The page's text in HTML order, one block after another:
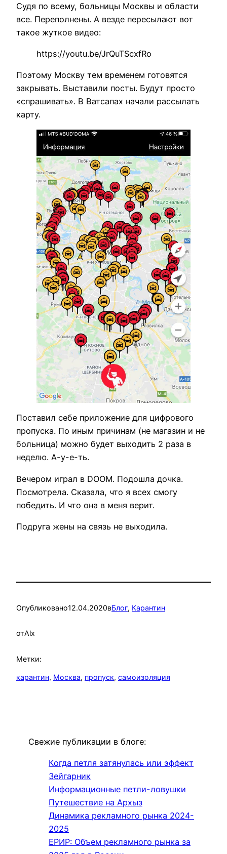
Судя по всему, больницы Москвы и области
все. Переполнены. А везде пересылают вот
такое жуткое видео:
https://youtu.be/JrQuTScxfRo
Поэтому Москву тем временем готовятся
закрывать. Выставили посты. Будут просто
«спрашивать». В Ватсапах начали рассылать
карту.
Поставил себе приложение для цифрового
пропуска. По иным причинам (не магазин и не
больница) можно будет выходить 2 раза в
неделю. А-у-е-ть.
Вечером играл в DOOM. Подошла дочка.
Посмотрела. Сказала, что я всех смогу
победить. И что она в меня верит.
Подруга жены на связь не выходила.
Опубликовано12.04.2020вБлог, Карантин
отAlx
Метки:
карантин, Москва, пропуск, самоизоляция
Свежие публикации в блоге:
Когда петля затянулась или эффект
Зейгарник
Информационные петли-ловушки
Путешествие на Архыз
Динамика рекламного рынка 2024-
2025
ЕРИР: Объем рекламного рынка за